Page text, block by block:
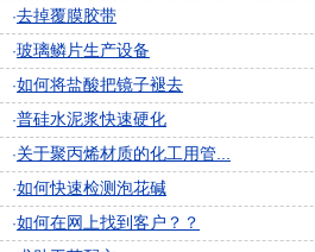
·去掉覆膜胶带
·玻璃鳞片生产设备
·如何将盐酸把镜子褪去
·普硅水泥浆快速硬化
·关于聚丙烯材质的化工用管...
·如何快速检测泡花碱
·如何在网上找到客户？？